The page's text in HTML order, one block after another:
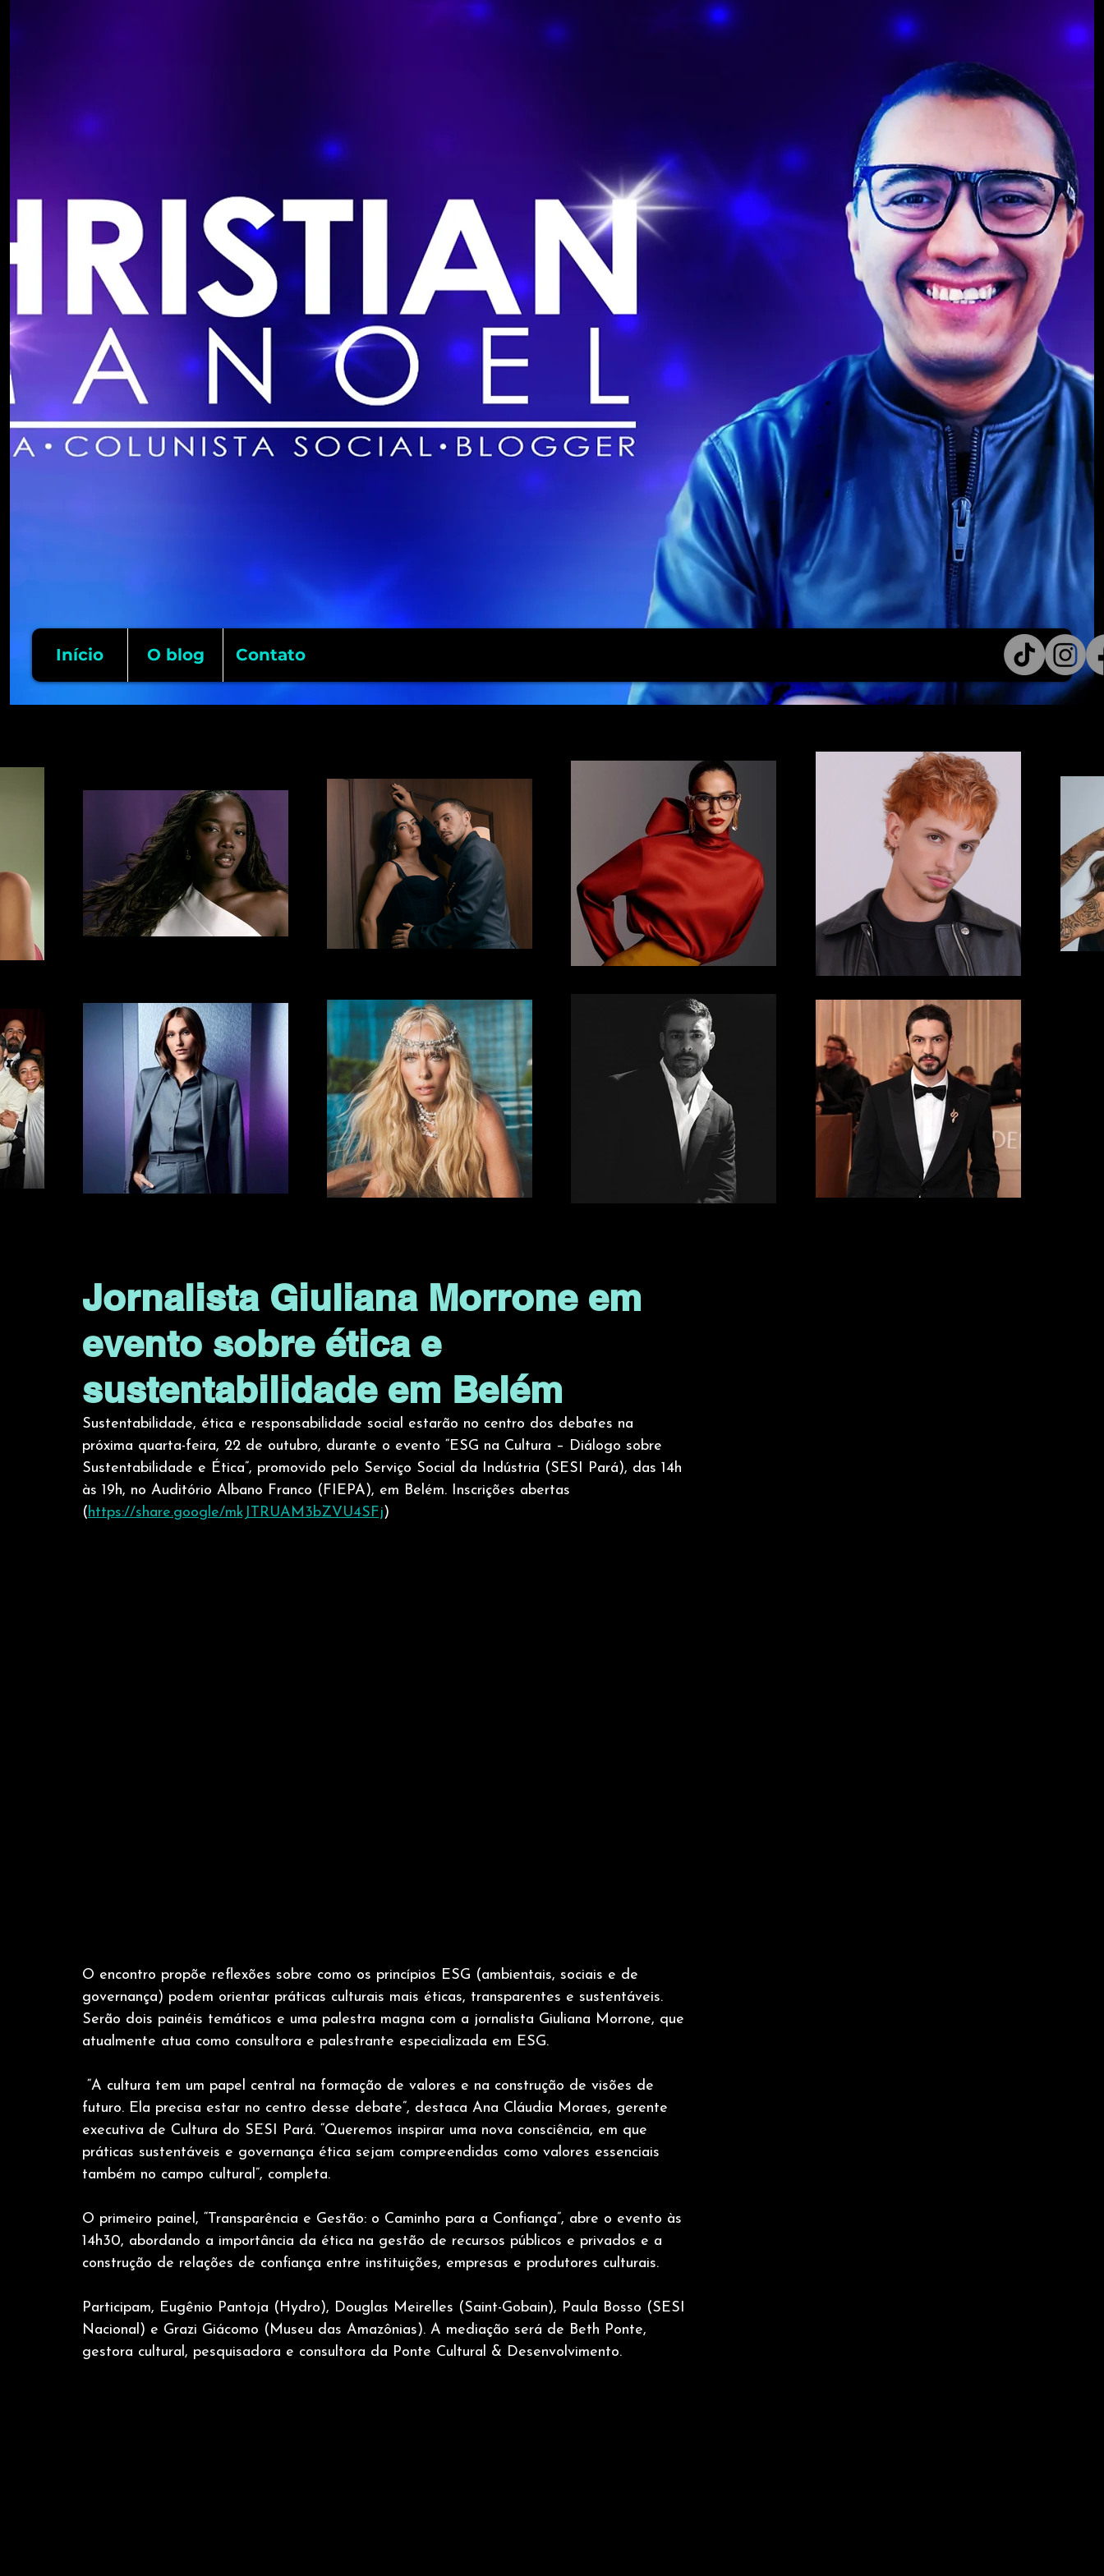
Início O blog Contato
Jornalista Giuliana Morrone em
evento sobre ética e
sustentabilidade em Belém
Sustentabilidade, ética e responsabilidade social estarão no centro dos debates na
próxima quarta-feira, 22 de outubro, durante o evento “ESG na Cultura – Diálogo sobre
Sustentabilidade e Ética”, promovido pelo Serviço Social da Indústria (SESI Pará), das 14h
às 19h, no Auditório Albano Franco (FIEPA), em Belém. Inscrições abertas
(https://share.google/mkJTRUAM3bZVU4SFj)
O encontro propõe reflexões sobre como os princípios ESG (ambientais, sociais e de
governança) podem orientar práticas culturais mais éticas, transparentes e sustentáveis.
Serão dois painéis temáticos e uma palestra magna com a jornalista Giuliana Morrone, que
atualmente atua como consultora e palestrante especializada em ESG.
“A cultura tem um papel central na formação de valores e na construção de visões de
futuro. Ela precisa estar no centro desse debate”, destaca Ana Cláudia Moraes, gerente
executiva de Cultura do SESI Pará. “Queremos inspirar uma nova consciência, em que
práticas sustentáveis e governança ética sejam compreendidas como valores essenciais
também no campo cultural”, completa.
O primeiro painel, “Transparência e Gestão: o Caminho para a Confiança”, abre o evento às
14h30, abordando a importância da ética na gestão de recursos públicos e privados e a
construção de relações de confiança entre instituições, empresas e produtores culturais.
Participam, Eugênio Pantoja (Hydro), Douglas Meirelles (Saint-Gobain), Paula Bosso (SESI
Nacional) e Grazi Giácomo (Museu das Amazônias). A mediação será de Beth Ponte,
gestora cultural, pesquisadora e consultora da Ponte Cultural & Desenvolvimento.